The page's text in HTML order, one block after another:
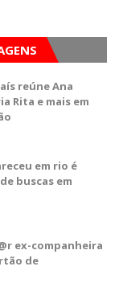
reúne Ana
Rita e mais em
em rio é
buscas em
ex-companheira
de